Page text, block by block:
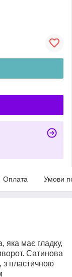
Оплата Умови
має гладку,
Сатинова
з пластичною